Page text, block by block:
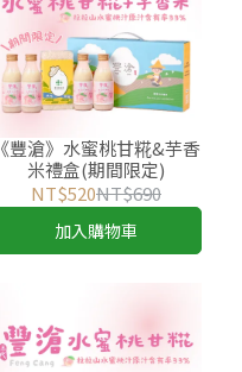
《豐滄》水蜜桃甘糀&芋香
米禮盒(期間限定)
NT$520NT$690
加入購物車